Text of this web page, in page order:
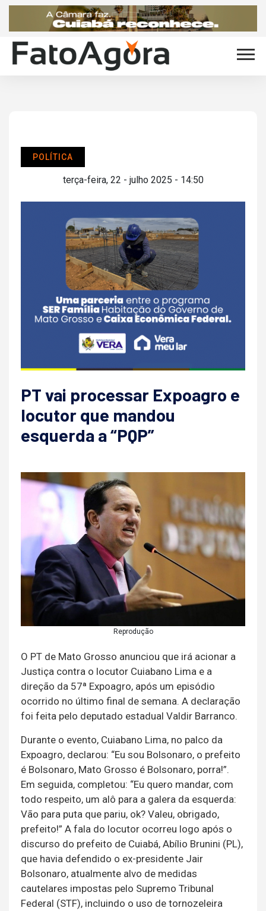
POLÍTICA
terça-feira, 22 - julho 2025 - 14:50
PT vai processar Expoagro e
locutor que mandou
esquerda a “PQP”
Reprodução
O PT de Mato Grosso anunciou que irá acionar a
Justiça contra o locutor Cuiabano Lima e a
direção da 57ª Expoagro, após um episódio
ocorrido no último final de semana. A declaração
foi feita pelo deputado estadual Valdir Barranco.
Durante o evento, Cuiabano Lima, no palco da
Expoagro, declarou: “Eu sou Bolsonaro, o prefeito
é Bolsonaro, Mato Grosso é Bolsonaro, porra!”.
Em seguida, completou: “Eu quero mandar, com
todo respeito, um alô para a galera da esquerda:
Vão para puta que pariu, ok? Valeu, obrigado,
prefeito!” A fala do locutor ocorreu logo após o
discurso do prefeito de Cuiabá, Abílio Brunini (PL),
que havia defendido o ex-presidente Jair
Bolsonaro, atualmente alvo de medidas
cautelares impostas pelo Supremo Tribunal
Federal (STF), incluindo o uso de tornozeleira